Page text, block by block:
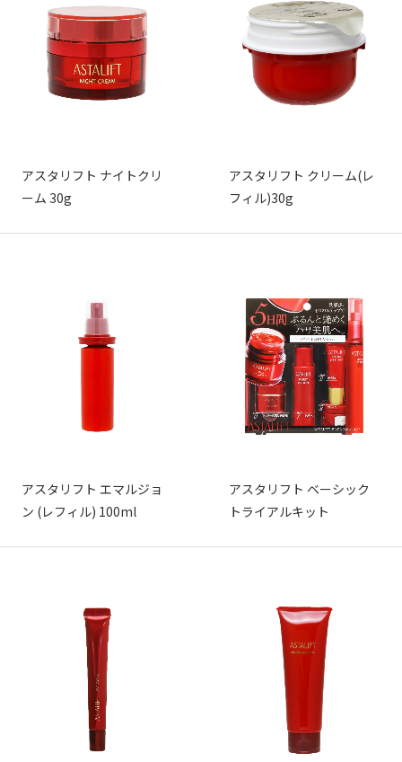
アスタリフト ナイトクリ
ーム 30g
アスタリフト クリーム(レ
フィル)30g
アスタリフト エマルジョ
ン (レフィル) 100ml
アスタリフト ベーシック
トライアルキット